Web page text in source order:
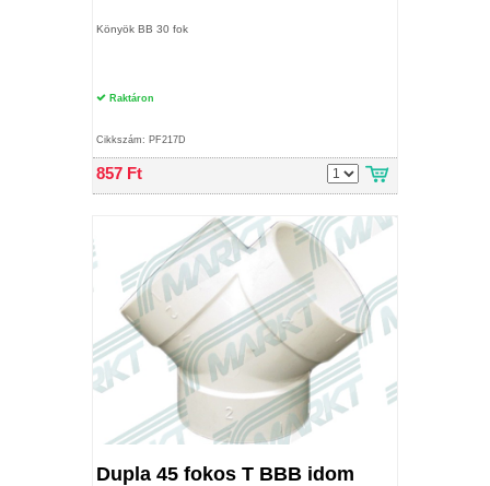
Könyök BB 30 fok
Raktáron
Cikkszám: PF217D
857 Ft
Dupla 45 fokos T BBB idom